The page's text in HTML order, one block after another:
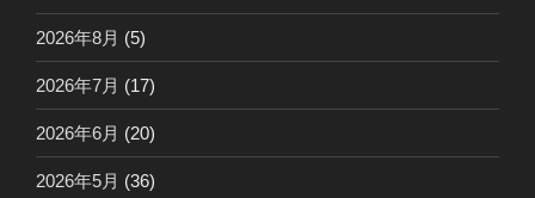
2026年8月 (5)
2026年7月 (17)
2026年6月 (20)
2026年5月 (36)